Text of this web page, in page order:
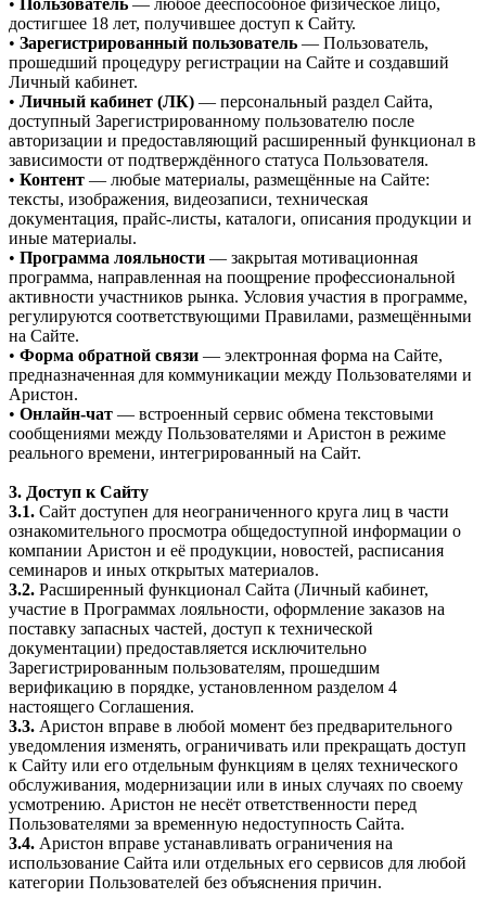
• Пользователь — любое дееспособное физическое лицо,
достигшее 18 лет, получившее доступ к Сайту.
• Зарегистрированный пользователь — Пользователь,
прошедший процедуру регистрации на Сайте и создавший
Личный кабинет.
• Личный кабинет (ЛК) — персональный раздел Сайта,
доступный Зарегистрированному пользователю после
авторизации и предоставляющий расширенный функционал в
зависимости от подтверждённого статуса Пользователя.
• Контент — любые материалы, размещённые на Сайте:
тексты, изображения, видеозаписи, техническая
документация, прайс-листы, каталоги, описания продукции и
иные материалы.
• Программа лояльности — закрытая мотивационная
программа, направленная на поощрение профессиональной
активности участников рынка. Условия участия в программе,
регулируются соответствующими Правилами, размещёнными
на Сайте.
• Форма обратной связи — электронная форма на Сайте,
предназначенная для коммуникации между Пользователями и
Аристон.
• Онлайн-чат — встроенный сервис обмена текстовыми
сообщениями между Пользователями и Аристон в режиме
реального времени, интегрированный на Сайт.
3. Доступ к Сайту
3.1. Сайт доступен для неограниченного круга лиц в части
ознакомительного просмотра общедоступной информации о
компании Аристон и её продукции, новостей, расписания
семинаров и иных открытых материалов.
3.2. Расширенный функционал Сайта (Личный кабинет,
участие в Программах лояльности, оформление заказов на
поставку запасных частей, доступ к технической
документации) предоставляется исключительно
Зарегистрированным пользователям, прошедшим
верификацию в порядке, установленном разделом 4
настоящего Соглашения.
3.3. Аристон вправе в любой момент без предварительного
уведомления изменять, ограничивать или прекращать доступ
к Сайту или его отдельным функциям в целях технического
обслуживания, модернизации или в иных случаях по своему
усмотрению. Аристон не несёт ответственности перед
Пользователями за временную недоступность Сайта.
3.4. Аристон вправе устанавливать ограничения на
использование Сайта или отдельных его сервисов для любой
категории Пользователей без объяснения причин.